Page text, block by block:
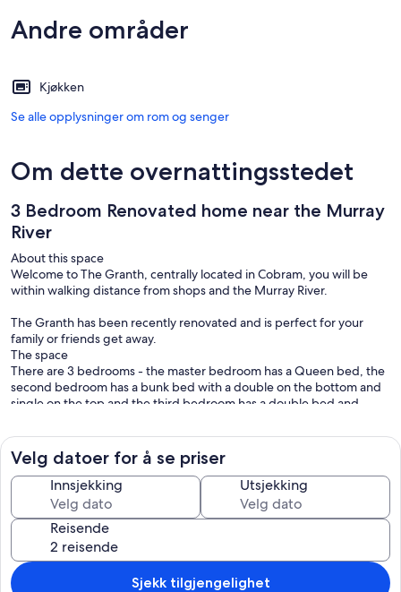
Andre områder
Kjøkken
Se alle opplysninger om rom og senger
Om dette overnattingsstedet
3 Bedroom Renovated home near the Murray
River
About this space
Welcome to The Granth, centrally located in Cobram, you will be
within walking distance from shops and the Murray River.
The Granth has been recently renovated and is perfect for your
family or friends get away.
The space
There are 3 bedrooms - the master bedroom has a Queen bed, the
second bedroom has a bunk bed with a double on the bottom and
single on the top and the third bedroom has a double bed and
for your use.
High speed NBN WIFI internet access is available throughout the
house.
The living room has a 5 seater L-shape sofa and a 65-inch TV and
board and card games. The Smart TV has access to Stan, Disney,
Netflix, Foxtel (you will be required to log in with your own account).
Alternatively you may access digital TV.
Velg datoer for å se priser
Innsjekking Utsjekking
Reisende
Sjekk tilgjengelighet